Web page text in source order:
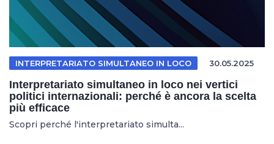
INTERPRETARIATO SIMULTANEO IN LOCO 30.05.2025
Interpretariato simultaneo in loco nei vertici
politici internazionali: perché è ancora la scelta
più efficace
Scopri perché l'interpretariato simulta...